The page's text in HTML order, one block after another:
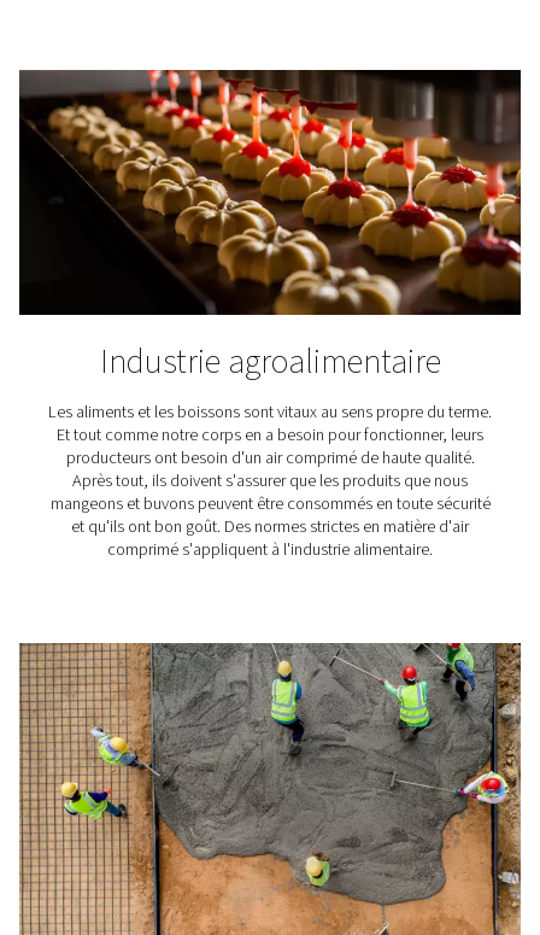
S – Filtres à particules pour la protection contre la
poussière et l'élimination des particules solides
D - Filtres à particules hautes performances pour
protection contre la poussière et l'élimination des
solides
V – Filtre de rétention des odeurs et vapeurs
Où sont utilisés les filtres
comprimé ?
Les filtres à air comprimé jouent un rôle essentiel dans
applications industrielles et professionnelles. Voici
exemples.